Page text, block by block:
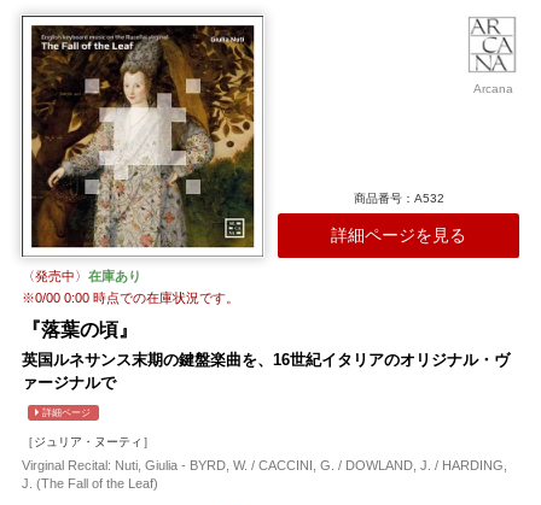
リスの作品のみならずイタリア伝来の楽曲も含まれています。この写
本でしか伝わっていない曲も少なからずあり、特に1635年のピーター
ハウス合唱団創設時にオルガニストに任命されたトーマス・ウィルソ
ンの作品群は、彼の作曲家としての成長を辿ることができるため研究
対象としても貴重なものとなっています。 このCDでは、その伝統を
今に伝えるピーターハウスの音楽監督と合唱団を起用。SATB＝7/5/5/5
名からなる合唱団は特有の温かみのあるサウンドでこれらの作品を聴
かせてくれます。
収録作曲家：
アムナー
ウィルソン ギボンズ 旧約聖書
クローチェ
ストーン
スミス
バッテン
ファラント
Arcana
商品番号：A532
詳細ページを見る
〈発売中〉 在庫あり
※0/00 0:00時点での在庫状況です。
『落葉の頃』
英国ルネサンス末期の鍵盤楽曲を、16世紀イタリアのオリジナル・ヴ
ァージナルで
詳細ページ
［ジュリア・ヌーティ］
Virginal Recital: Nuti, Giulia - BYRD, W. / CACCINI, G. / DOWLAND, J. / HARDING,
J. (The Fall of the Leaf)